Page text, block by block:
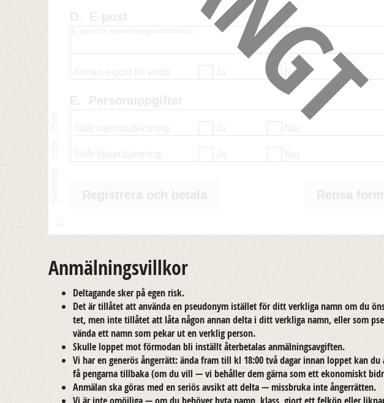
Nej
Anmälningsvillkor
Del­ta­gan­de sker på egen risk.
Det är tillå­tet att an­vän­da en pseu­do­nym istäl­let för ditt verk­li­ga namn om du
tet, men inte tillå­tet att låta någon annan delta i ditt verk­li­ga namn, eller som
vän­da ett namn som pekar ut en verk­lig per­son.
Skul­le lop­pet mot för­mo­dan bli in­ställt åter­be­ta­las an­mäl­nings­av­gif­ten.
Vi har en ge­ne­rös ång­er­rätt: ända fram till kl 18:00 två dagar innan lop­pet kan du
få peng­ar­na till­ba­ka (om du vill — vi be­hål­ler dem gärna som ett eko­no­miskt
An­mä­lan ska göras med en se­ri­ös av­sikt att delta — miss­bru­ka inte ång­er­rät­ten.